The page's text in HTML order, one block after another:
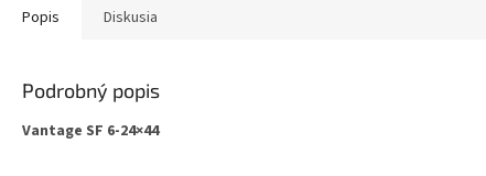
Popis Diskusia
Podrobný popis
Vantage SF 6-24×44